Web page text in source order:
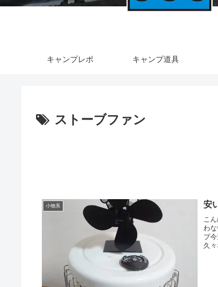
キャンプレポ キャンプ道具
ストーブファン
小物系 安
こ
わ
プ
久